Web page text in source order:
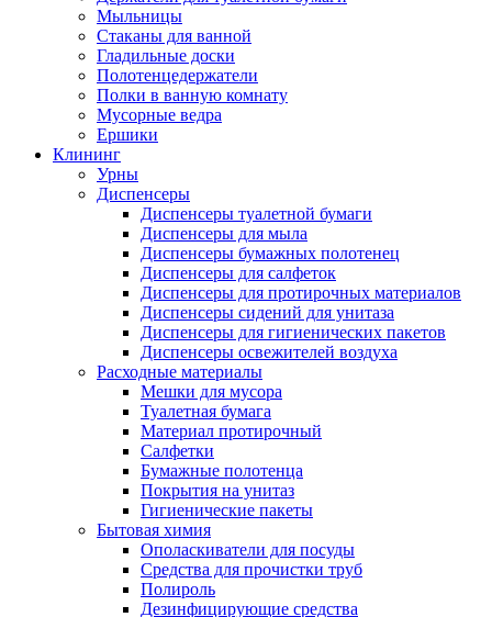
Мыльницы
Стаканы для ванной
Гладильные доски
Полотенцедержатели
Полки в ванную комнату
Мусорные ведра
Ершики
Клининг
Урны
Диспенсеры
Диспенсеры туалетной бумаги
Диспенсеры для мыла
Диспенсеры бумажных полотенец
Диспенсеры для салфеток
Диспенсеры для протирочных материалов
Диспенсеры сидений для унитаза
Диспенсеры для гигиенических пакетов
Диспенсеры освежителей воздуха
Расходные материалы
Мешки для мусора
Туалетная бумага
Материал протирочный
Салфетки
Бумажные полотенца
Покрытия на унитаз
Гигиенические пакеты
Бытовая химия
Ополаскиватели для посуды
Средства для прочистки труб
Полироль
Дезинфицирующие средства